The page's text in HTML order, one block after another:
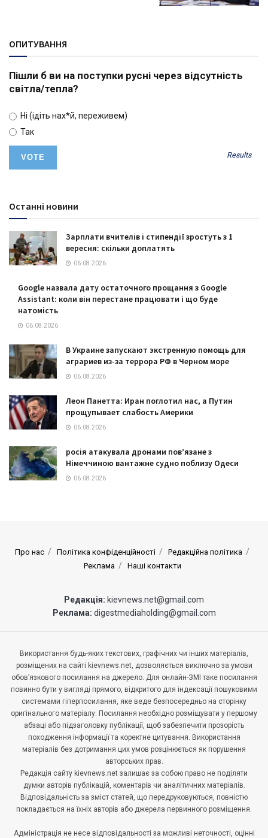
ОПИТУВАННЯ
Пішли б ви на поступки русні через відсутність
світла/тепла?
Ні (ідіть нах*й, переживем)
Так
Results
Останні новини
Зарплати вчителів і стипендії зростуть з 1
вересня: скільки доплатять
06.08.2026
Google назвала дату остаточного прощання з Google
Assistant: коли він перестане працювати і що буде
натомість
06.08.2026
В Украине запускают экстренную помощь для
аграриев из-за террора РФ в Черном море
06.08.2026
Леон Панетта: Иран поглотил нас, а Путин
прощупывает слабость Америки
06.08.2026
росія атакувала дронами пов’язане з
Німеччиною вантажне судно поблизу Одеси
06.08.2026
Про нас Політика конфіденційності
Редакційна політика
Реклама
Наші контакти
Редакція: kievnews.net@gmail.com
Реклама: digestmediaholding@gmail.com
Використання будь-яких текстових, графічних чи інших матеріалів,
розміщених на сайті kievnews.net, дозволяється виключно за умови
обов’язкового посилання на джерело. Для онлайн-ЗМІ таке посилання
повинно бути у вигляді прямого, відкритого для індексації пошуковими
системами гіперпосилання, яке веде безпосередньо на сторінку
оригінального матеріалу. Посилання необхідно розміщувати у першому
абзаці або підзаголовку публікації, щоб забезпечити прозорість
походження інформації та коректне цитування. Використання
матеріалів без дотримання цих умов розцінюється як порушення
авторських прав.
Редакція сайту kievnews.net залишає за собою право не поділяти
думки авторів публікацій, коментарів чи аналітичних матеріалів.
Відповідальність за зміст статей, що передруковуються, повністю
покладається на їхніх авторів або джерела первинного розміщення.
Адміністрація не несе відповідальності за можливі неточності, оцінні